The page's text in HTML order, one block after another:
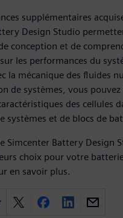
supplémentaires
Design Studio
conception et de
les performances du
la mécanique des fluides
de systèmes, vous
des cellules
systèmes et de blocs de
Simcenter Battery Design
choix pour votre
en savoir plus.